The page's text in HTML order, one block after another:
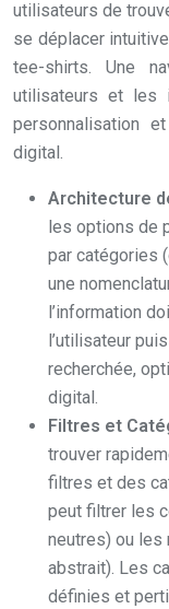
utilisateurs de
se déplacer
tee-shirts. Une
utilisateurs et les
personnalisation
digital.
Architecture
les options de
par catégories
une
l’information
l’utilisateur
recherchée,
digital.
Filtres et
trouver
filtres et des
peut filtrer les
neutres) ou les
abstrait). Les
définies et